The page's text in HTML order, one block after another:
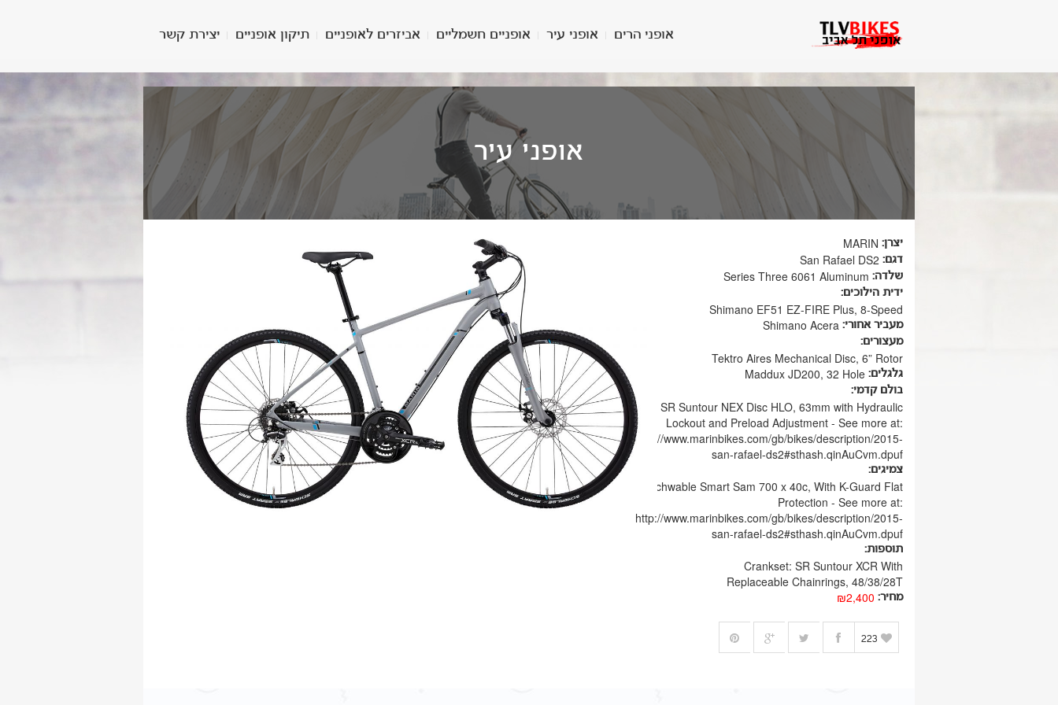
אופני הרים אופני עיר אופניים חשמליים אביזרים לאופניים תיקון אופניים יצירת קשר
אופני עיר
יצרן: MARIN
דגם: San Rafael DS2
שלדה: Series Three 6061 Aluminum
ידית הילוכים:
Shimano EF51 EZ-FIRE Plus, 8-Speed
מעביר אחורי: Shimano Acera
מעצורים:
Tektro Aires Mechanical Disc, 6” Rotor
גלגלים:Maddux JD200, 32 Hole
בולם קדמי:
SR Suntour NEX Disc HLO, 63mm with Hydraulic
Lockout and Preload Adjustment - See more at:
http://www.marinbikes.com/gb/bikes/description/2015-
san-rafael-ds2#sthash.qinAuCvm.dpuf
צמיגים:
Schwable Smart Sam 700 x 40c, With K-Guard Flat
Protection - See more at:
http://www.marinbikes.com/gb/bikes/description/2015-
san-rafael-ds2#sthash.qinAuCvm.dpuf
תוספות:
Crankset: SR Suntour XCR With
Replaceable Chainrings, 48/38/28T
מחיר: ₪2,400
223